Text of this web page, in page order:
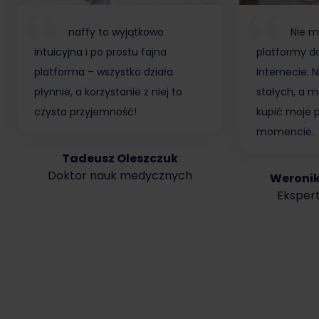
naffy to wyjątkowo
intuicyjna i po prostu fajna
platforma – wszystko działa
płynnie, a korzystanie z niej to
czysta przyjemność!
Tadeusz Oleszczuk
Doktor nauk medycznych
Nie
platformy
Internecie.
stałych, a
kupić moje
momencie.